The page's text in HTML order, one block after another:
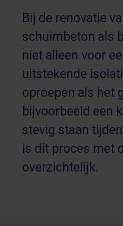
Bij de renovatie
schuimbeton als
niet alleen voor
uitstekende
oproepen als het
bijvoorbeeld een
stevig staan
is dit proces met
overzichtelijk.